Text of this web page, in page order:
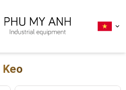
Keo